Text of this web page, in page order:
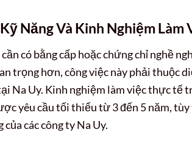
Năng Và Kinh Nghiệm Làm
có bằng cấp hoặc chứng chỉ nghề
trọng hơn, công việc này phải thuộc
Na Uy. Kinh nghiệm làm việc thực tế
yêu cầu tối thiểu từ 3 đến 5 năm,
các công ty Na Uy.